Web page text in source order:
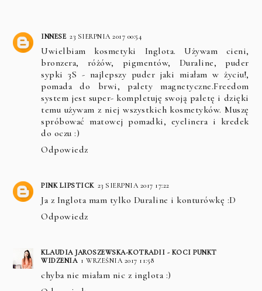
INNESE 23 SIERPNIA 2017 00:54
Uwielbiam kosmetyki Inglota. Używam cieni,
bronzera, różów, pigmentów, Duraline, puder
sypki 3S - najlepszy puder jaki miałam w życiu!,
pomada do brwi, palety magnetyczne.Freedom
system jest super- kompletuję swoją paletę i dzięki
temu używam z niej wszystkich kosmetyków. Muszę
spróbować matowej pomadki, eyelinera i kredek
do oczu :)
Odpowiedz
PINK LIPSTICK 23 SIERPNIA 2017 17:22
Ja z Inglota mam tylko Duraline i konturówkę :D
Odpowiedz
KLAUDIA JAROSZEWSKA-KOTRADII - KOCI PUNKT
WIDZENIA 1 WRZEŚNIA 2017 11:58
chyba nie miałam nic z inglota :)